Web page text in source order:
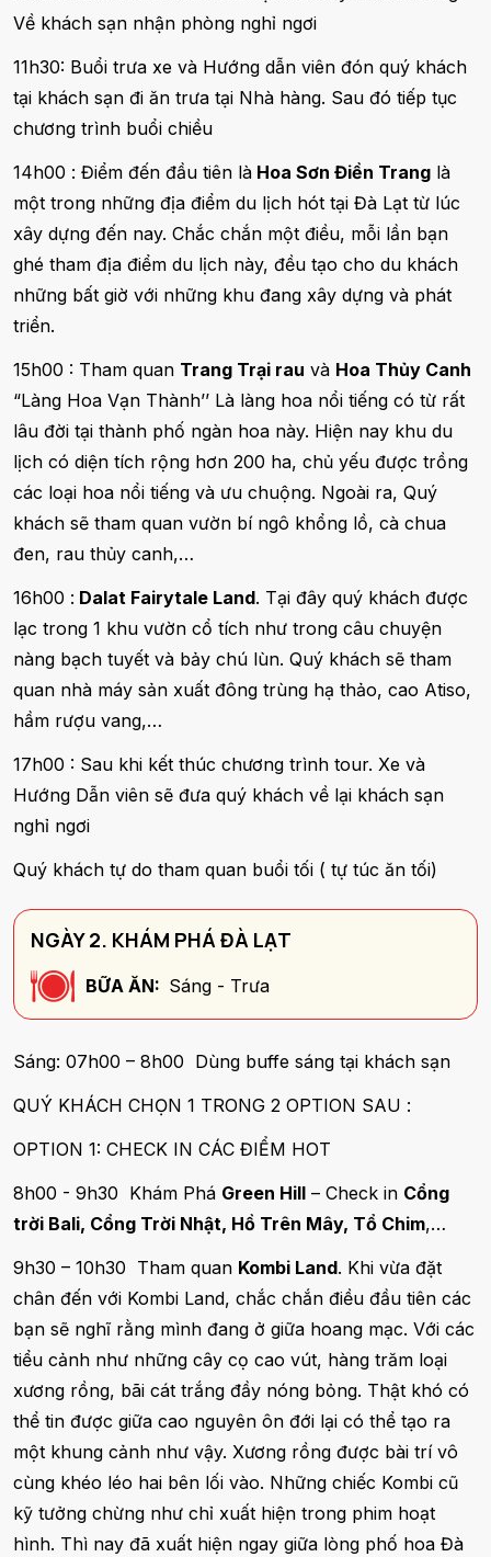
Về khách sạn nhận phòng nghỉ ngơi
11h30: Buổi trưa xe và Hướng dẫn viên đón quý khách
tại khách sạn đi ăn trưa tại Nhà hàng. Sau đó tiếp tục
chương trình buổi chiều
14h00 : Điểm đến đầu tiên là Hoa Sơn Điền Trang là
một trong những địa điểm du lịch hót tại Đà Lạt từ lúc
xây dựng đến nay. Chắc chắn một điều, mỗi lần bạn
ghé tham địa điểm du lịch này, đều tạo cho du khách
những bất giờ với những khu đang xây dựng và phát
triển.
15h00 : Tham quan Trang Trại rau và Hoa Thủy Canh
“Làng Hoa Vạn Thành’’ Là làng hoa nổi tiếng có từ rất
lâu đời tại thành phố ngàn hoa này. Hiện nay khu du
lịch có diện tích rộng hơn 200 ha, chủ yếu được trồng
các loại hoa nổi tiếng và ưu chuộng. Ngoài ra, Quý
khách sẽ tham quan vườn bí ngô khổng lồ, cà chua
đen, rau thủy canh,…
16h00 : Dalat Fairytale Land. Tại đây quý khách được
lạc trong 1 khu vườn cổ tích như trong câu chuyện
nàng bạch tuyết và bảy chú lùn. Quý khách sẽ tham
quan nhà máy sản xuất đông trùng hạ thảo, cao Atiso,
hầm rượu vang,…
17h00 : Sau khi kết thúc chương trình tour. Xe và
Hướng Dẫn viên sẽ đưa quý khách về lại khách sạn
nghỉ ngơi
Quý khách tự do tham quan buổi tối ( tự túc ăn tối)
NGÀY 2. KHÁM PHÁ ĐÀ LẠT
BỮA ĂN: Sáng - Trưa
Sáng: 07h00 – 8h00 Dùng buffe sáng tại khách sạn
QUÝ KHÁCH CHỌN 1 TRONG 2 OPTION SAU :
OPTION 1: CHECK IN CÁC ĐIỂM HOT
8h00 - 9h30 Khám Phá Green Hill – Check in Cổng
trời Bali, Cổng Trời Nhật, Hồ Trên Mây, Tổ Chim,…
9h30 – 10h30 Tham quan Kombi Land. Khi vừa đặt
chân đến với Kombi Land, chắc chắn điều đầu tiên các
bạn sẽ nghĩ rằng mình đang ở giữa hoang mạc. Với các
tiểu cảnh như những cây cọ cao vút, hàng trăm loại
xương rồng, bãi cát trắng đầy nóng bỏng. Thật khó có
thể tin được giữa cao nguyên ôn đới lại có thể tạo ra
một khung cảnh như vậy. Xương rồng được bài trí vô
cùng khéo léo hai bên lối vào. Những chiếc Kombi cũ
kỹ tưởng chừng như chỉ xuất hiện trong phim hoạt
hình. Thì nay đã xuất hiện ngay giữa lòng phố hoa Đà